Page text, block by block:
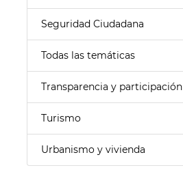
Seguridad Ciudadana
Todas las temáticas
Transparencia y participación
Turismo
Urbanismo y vivienda